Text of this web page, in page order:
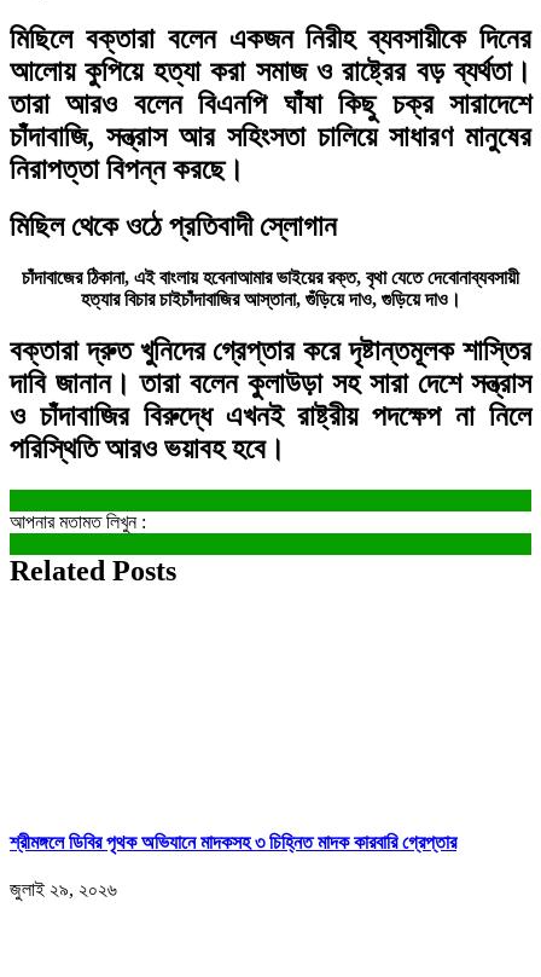
মিছিলে বক্তারা বলেন একজন নিরীহ ব্যবসায়ীকে দিনের
আলোয় কুপিয়ে হত্যা করা সমাজ ও রাষ্ট্রের বড় ব্যর্থতা।
তারা আরও বলেন বিএনপি ঘাঁষা কিছু চক্র সারাদেশে
চাঁদাবাজি, সন্ত্রাস আর সহিংসতা চালিয়ে সাধারণ মানুষের
নিরাপত্তা বিপন্ন করছে।
মিছিল থেকে ওঠে প্রতিবাদী স্লোগান
চাঁদাবাজের ঠিকানা, এই বাংলায় হবেনাআমার ভাইয়ের রক্ত, বৃথা যেতে দেবোনাব্যবসায়ী
হত্যার বিচার চাইচাঁদাবাজির আস্তানা, গুঁড়িয়ে দাও, গুড়িয়ে দাও।
বক্তারা দ্রুত খুনিদের গ্রেপ্তার করে দৃষ্টান্তমূলক শাস্তির
দাবি জানান। তারা বলেন কুলাউড়া সহ সারা দেশে সন্ত্রাস
ও চাঁদাবাজির বিরুদ্ধে এখনই রাষ্ট্রীয় পদক্ষেপ না নিলে
পরিস্থিতি আরও ভয়াবহ হবে।
আপনার মতামত লিখুন :
Related Posts
শ্রীমঙ্গলে ডিবির পৃথক অভিযানে মাদকসহ ৩ চিহ্নিত মাদক কারবারি গ্রেপ্তার
জুলাই ২৯, ২০২৬